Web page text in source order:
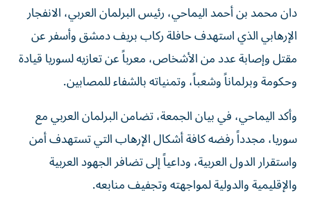
دان محمد بن أحمد اليماحي، رئيس البرلمان العربي، الانفجار
الإرهابي الذي استهدف حافلة ركاب بريف دمشق وأسفر عن
مقتل وإصابة عدد من الأشخاص، معرباً عن تعازيه لسوريا قيادة
وحكومة وبرلماناً وشعباً، وتمنياته بالشفاء للمصابين.
وأكد اليماحي، في بيان الجمعة، تضامن البرلمان العربي مع
سوريا، مجدداً رفضه كافة أشكال الإرهاب التي تستهدف أمن
واستقرار الدول العربية، وداعياً إلى تضافر الجهود العربية
والإقليمية والدولية لمواجهته وتجفيف منابعه.